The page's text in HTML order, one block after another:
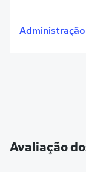
Administração
Avaliação